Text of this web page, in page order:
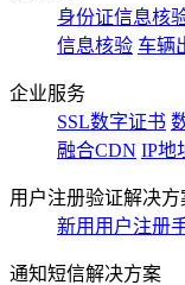
身份证信息核
信息核验 车辆
企业服务
SSL数字证书
融合CDN IP地
用户注册验证解决方
新用用户注册
通知短信解决方案